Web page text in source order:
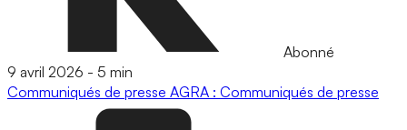
Abonné
9 avril 2026 - 5 min
Communiqués de presse AGRA : Communiqués de presse